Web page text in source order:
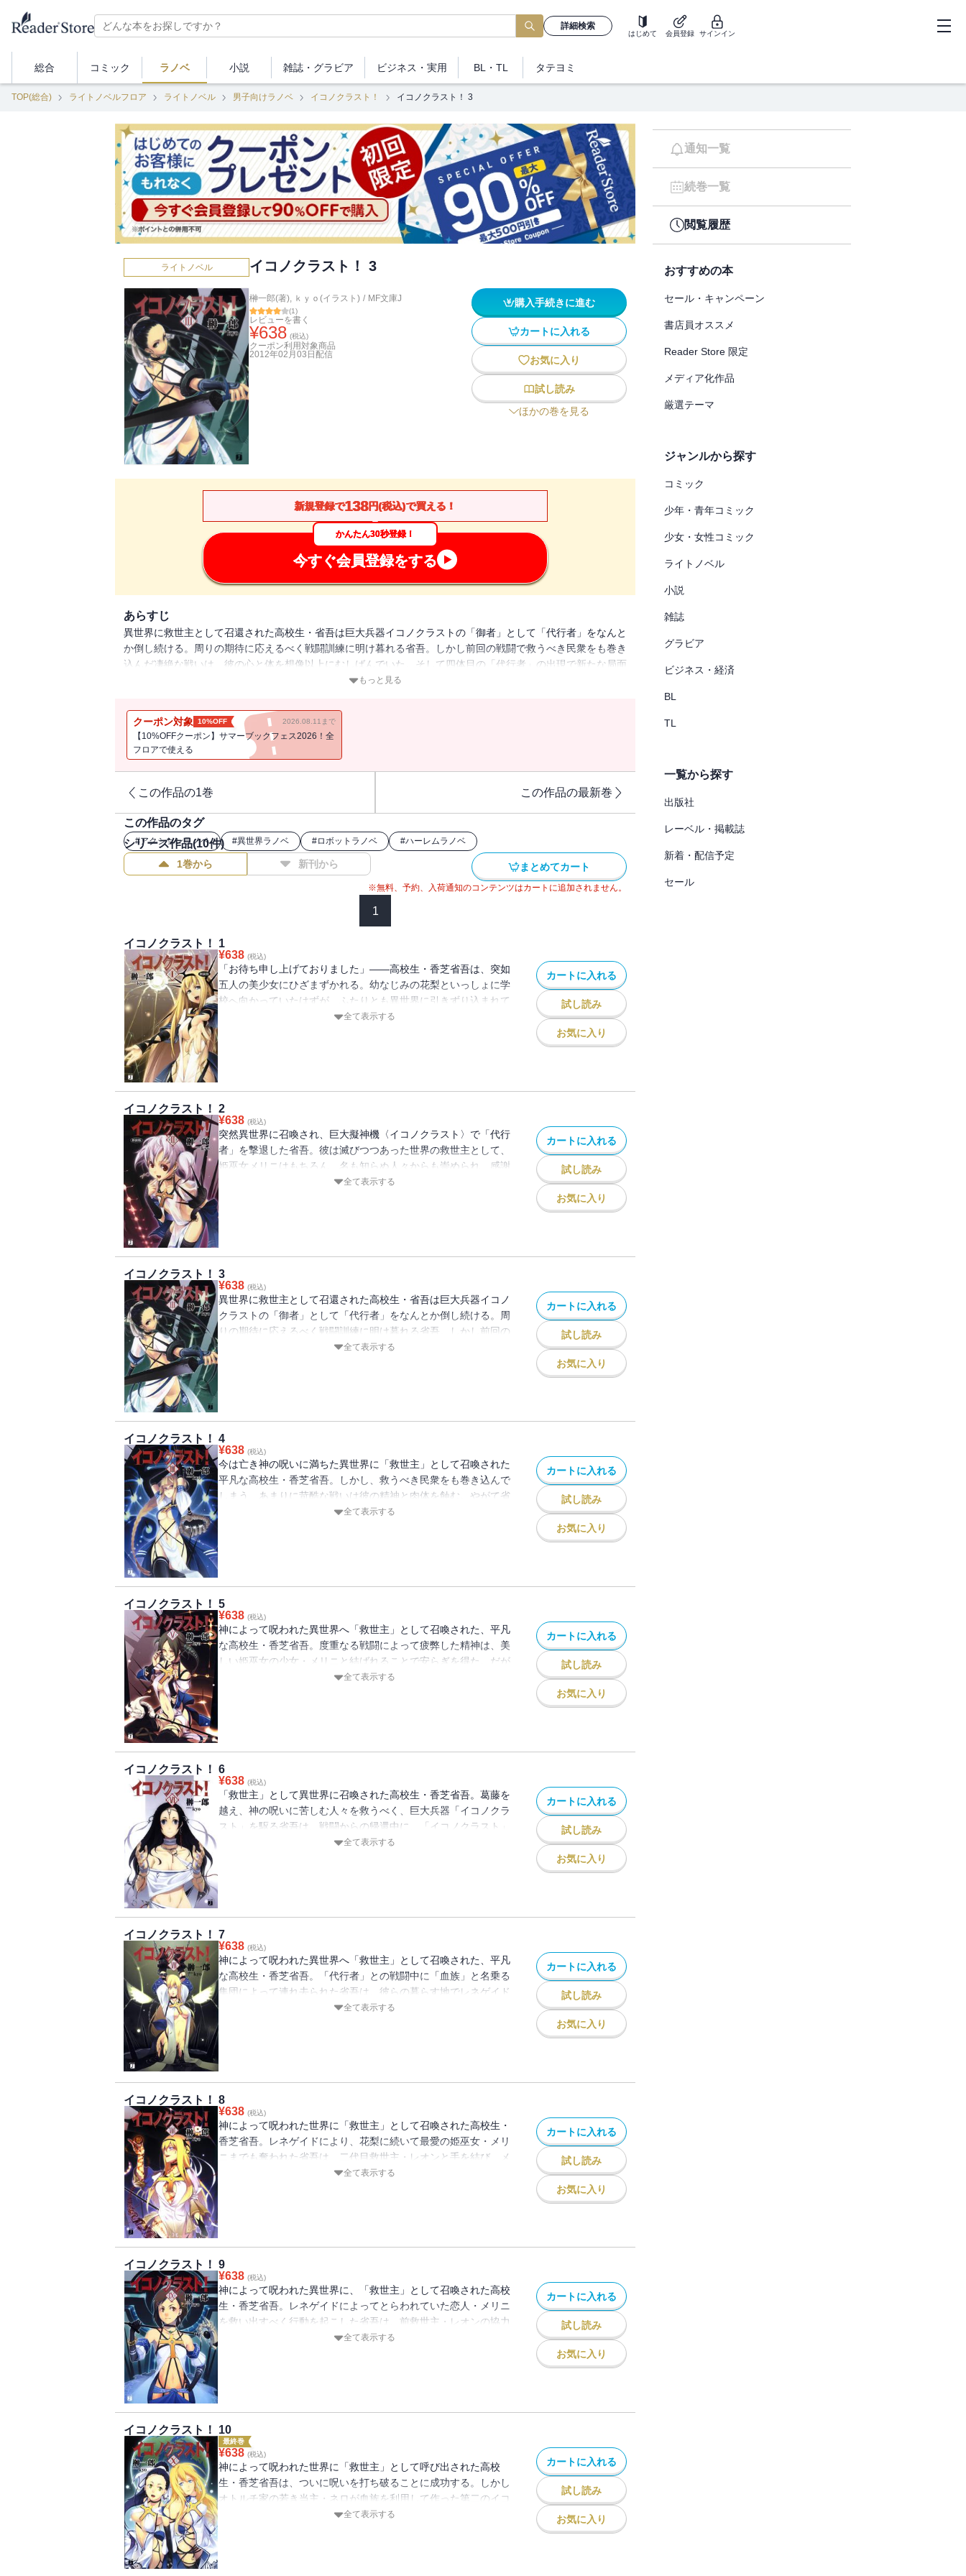
詳細検索
はじめて 会員登録 サインイン
総合 コミック ラノベ 小説 雑誌・ グラビア ビジネス ・実用 BL・TL タテヨミ
TOP(総合) ライトノベルフロア ライトノベル 男子向けラノベ イコノクラスト！ イコノクラスト！ 3
ライトノベル イコノクラスト！ 3
榊一郎(著), ｋｙｏ(イラスト) / MF文庫J
(1)
レビューを書く
¥638 (税込)
クーポン利用対象商品
2012年02月03日 配信
購入手続きに進む
カートに入れる
お気に入り
試し読み
ほかの巻を見る
新規登録で138円(税込)で買える！
かんたん30秒登録！
今すぐ会員登録をする
あらすじ
異世界に救世主として召還された高校生・省吾は巨大兵器イコノクラストの「御者」として「代行者」をなんと
か倒し続ける。周りの期待に応えるべく戦闘訓練に明け暮れる省吾。しかし前回の戦闘で救うべき民衆をも巻き
込んだ凄絶な戦いは、彼の心と体を想像以上にむしばんでいた。そして四体目の「代行者」の出現で新たな局面
を迎える。省吾とともに異世界へと来てしまった従姉妹の花梨やメリニたち五人の姫巫女の想いが錯綜する中、
もっと見る
クーポン対象 10%OFF 2026.08.11まで
【10%OFFクーポン】サマーブックフェス2026！全
フロアで使える
この作品の1巻 この作品の最新巻
この作品のタグ
#アクションラノベ #異世界ラノベ #ロボットラノベ #ハーレムラノベ
シリーズ作品(10件)
1巻から 新刊から まとめてカート
※無料、予約、入荷通知のコンテンツはカートに追加されません。
1
イコノクラスト！ 1
¥638 (税込)
「お待ち申し上げておりました」――高校生・香芝省吾は、突如
五人の美少女にひざまずかれる。幼なじみの花梨といっしょに学
校へ向かっていたはずが、ふたりとも異世界に引きずり込まれて
しまったらしい！ その世界では、創世主たる神の呪いで人間が
て・・・・・・。
全て表示する
カートに入れる
試し読み
お気に入り
イコノクラスト！ 2
¥638 (税込)
突然異世界に召喚され、巨大擬神機〈イコノクラスト〉で「代行
者」を撃退した省吾。彼は滅びつつあった世界の救世主として、
姫巫女メリニはもちろん、名も知らぬ人々からも崇められ、感謝
される。その様子を見た省吾は、良くも悪くも自分が英雄になっ
静に釘を刺す。一方、〈レネゲイド〉のネロ・オトルチは、〈イ
コノクラスト〉と救世主・省吾の存在を、省吾が救った街ラヴィ
ゾンで大々的にお披露目する計画を立てる。
全て表示する
カートに入れる
試し読み
お気に入り
イコノクラスト！ 3
¥638 (税込)
異世界に救世主として召還された高校生・省吾は巨大兵器イコノ
クラストの「御者」として「代行者」をなんとか倒し続ける。周
りの期待に応えるべく戦闘訓練に明け暮れる省吾。しかし前回の
戦闘で救うべき民衆をも巻き込んだ凄絶な戦いは、彼の心と体を
全て表示する
カートに入れる
試し読み
お気に入り
イコノクラスト！ 4
¥638 (税込)
今は亡き神の呪いに満ちた異世界に「救世主」として召喚された
平凡な高校生・香芝省吾。しかし、救うべき民衆をも巻き込んで
しまう、あまりに苛酷な戦いは彼の精神と肉体を蝕む。やがて省
吾はイコノクラストへの搭乗を体が拒絶するほど疲弊する。それ
メリニは救世主を籠絡し手綱を握るという姫巫女の職務を全うし
ようと、叫び続け荒々しく変貌してしまった省吾の部屋へと向か
うのだった。
全て表示する
カートに入れる
試し読み
お気に入り
イコノクラスト！ 5
¥638 (税込)
神によって呪われた異世界へ「救世主」として召喚された、平凡
な高校生・香芝省吾。度重なる戦闘によって疲弊した精神は、美
しい姫巫女の少女・メリニと結ばれることで安らぎを得た。だが
同時に、「イコノクラスト」に搭乗した際に語りかけてくる
持を強固なものにすべく画策するレネゲイドの指導者たち。しか
し、代行者とは別の存在もまた、レネゲイドに対抗すべく行動を
始めるのだった――。
全て表示する
カートに入れる
試し読み
お気に入り
イコノクラスト！ 6
¥638 (税込)
「救世主」として異世界に召喚された高校生・香芝省吾。葛藤を
越え、神の呪いに苦しむ人々を救うべく、巨大兵器「イコノクラ
スト」を駆る省吾は、戦闘からの帰還中に、「イコノクラスト」
を運搬するインペラス家所有の飛行船・「エデニート」が、「血
風雲急を告げる第６弾!!
全て表示する
カートに入れる
試し読み
お気に入り
イコノクラスト！ 7
¥638 (税込)
神によって呪われた異世界へ「救世主」として召喚された、平凡
な高校生・香芝省吾。「代行者」との戦闘中に「血族」と名乗る
集団によって連れ去られた省吾は、彼らの暮らす地でレネゲイド
が伝えるものとは違う、また別の「真実」を知る。それぞれの正
ト」の性能を確かめるような動きを見せていた「代行者」が新た
な動きを見せるが――。いよいよ佳境に突入した本格異世界ファ
ンタジー第７弾！
全て表示する
カートに入れる
試し読み
お気に入り
イコノクラスト！ 8
¥638 (税込)
神によって呪われた世界に「救世主」として召喚された高校生・
香芝省吾。レネゲイドにより、花梨に続いて最愛の姫巫女・メリ
ニまでも奪われた省吾は、二代目救世主・レオンと手を結び、メ
リニと花梨の身柄を奪還する決意を固める。しかし、省吾たちが
全て表示する
カートに入れる
試し読み
お気に入り
イコノクラスト！ 9
¥638 (税込)
神によって呪われた異世界に、「救世主」として召喚された高校
生・香芝省吾。レネゲイドによってとらわれていた恋人・メリニ
を救い出すべく行動を起こした省吾は、前救世主・レオンの協力
もあり、レネゲイドからの奪還に成功する。そんな中、代行者出
本格異世界ファンタジー、いよいよクライマックスの第9巻！
全て表示する
カートに入れる
試し読み
お気に入り
イコノクラスト！ 10
最終巻
¥638 (税込)
神によって呪われた世界に「救世主」として呼び出された高校
生・香芝省吾は、ついに呪いを打ち破ることに成功する。しかし
オトルチ家の若き当主・ネロが血族を利用して作った第二のイコ
ノクラストとも言える存在――「アブソリュート」を駆り、新た
全て表示する
カートに入れる
試し読み
お気に入り
通知一覧
続巻一覧
閲覧履歴
おすすめの本
セール・キャンペーン
書店員オススメ
Reader Store 限定
メディア化作品
厳選テーマ
ジャンルから探す
コミック
少年・青年コミック
少女・女性コミック
ライトノベル
小説
雑誌
グラビア
ビジネス・経済
BL
TL
一覧から探す
出版社
レーベル・掲載誌
新着・配信予定
セール